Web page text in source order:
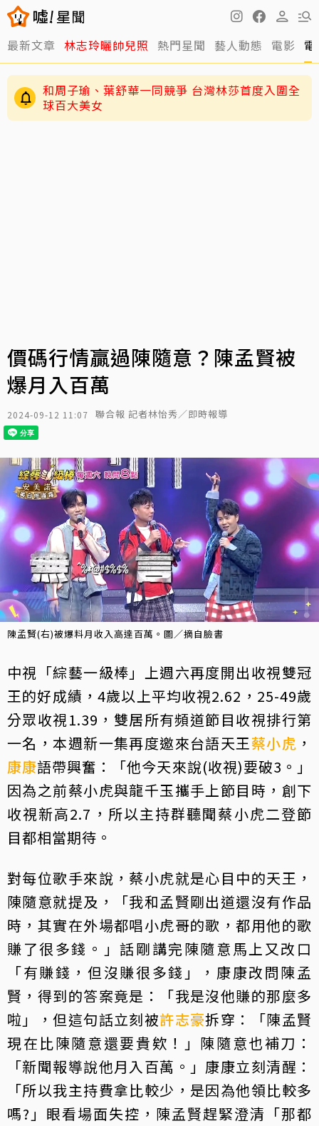
最新文章 林志玲曬帥兒照 熱門星聞 藝人動態 電影
和周子瑜、葉舒華一同競爭 台灣林莎首度入圍全
球百大美女
價碼行情贏過陳隨意？陳孟賢被
爆月入百萬
2024-09-12 11:07 聯合報 記者林怡秀／即時報導
陳孟賢(右)被爆料月收入高達百萬。圖／摘自臉書
中視「綜藝一級棒」上週六再度開出收視雙冠
王的好成績，4歲以上平均收視2.62，25-49歲
分眾收視1.39，雙居所有頻道節目收視排行第
一名，本週新一集再度邀來台語天王蔡小虎 ，
康康語帶興奮：「他今天來說(收視)要破3。」
因為之前蔡小虎與龍千玉攜手上節目時，創下
收視新高2.7，所以主持群聽聞蔡小虎二登節
目都相當期待。
對每位歌手來說，蔡小虎就是心目中的天王，
陳隨意就提及，「我和孟賢剛出道還沒有作品
時，其實在外場都唱小虎哥的歌，都用他的歌
賺了很多錢。」話剛講完陳隨意馬上又改口
「有賺錢，但沒賺很多錢」，康康改問陳孟
賢，得到的答案竟是：「我是沒他賺的那麼多
啦」，但這句話立刻被許志豪拆穿：「陳孟賢
現在比陳隨意還要貴欸！」陳隨意也補刀：
「新聞報導說他月入百萬。」康康立刻清醒：
「所以我主持費拿比較少，是因為他領比較多
嗎?」眼看場面失控，陳孟賢趕緊澄清「那都